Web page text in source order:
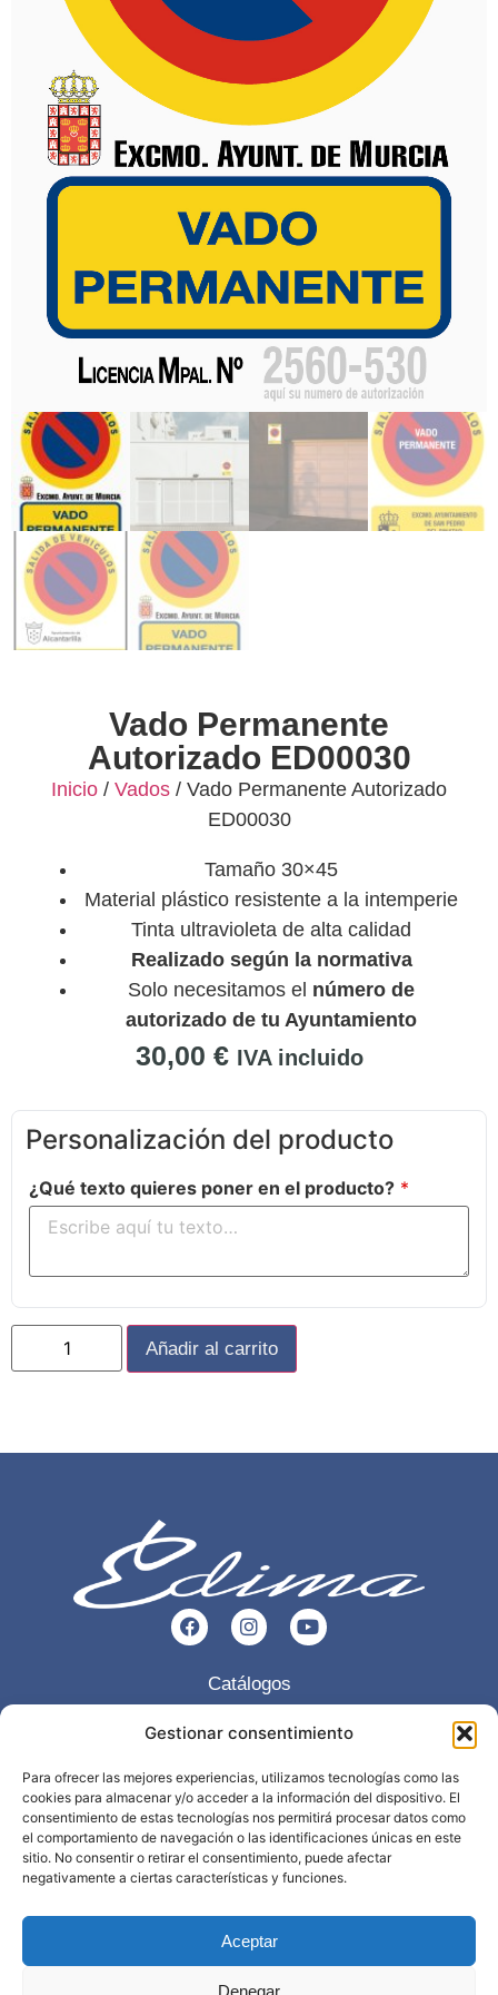
Gestionar consentimiento
Para ofrecer las mejores experiencias, utilizamos tecnologías como las
cookies para almacenar y/o acceder a la información del dispositivo. El
consentimiento de estas tecnologías nos permitirá procesar datos como
el comportamiento de navegación o las identificaciones únicas en este
sitio. No consentir o retirar el consentimiento, puede afectar
negativamente a ciertas características y funciones.
Aceptar
Denegar
Vado Permanente
Autorizado ED00030
Inicio / Vados / Vado Permanente Autorizado
ED00030
Tamaño 30×45
Material plástico resistente a la intemperie
Tinta ultravioleta de alta calidad
Realizado según la normativa
Solo necesitamos el número de
autorizado de tu Ayuntamiento
30,00 € IVA incluido
Personalización del producto
¿Qué texto quieres poner en el producto? *
Añadir al carrito
Catálogos
Servicios
Trabajos realizados
Contacto
968 898 297
info@edima.es
Política privacidad
Aviso legal